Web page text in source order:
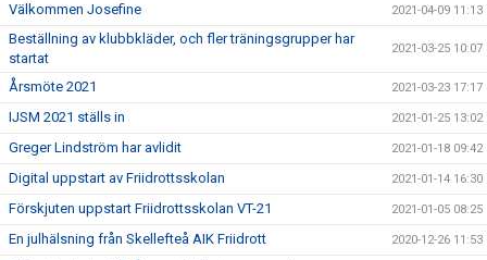
Välkommen Josefine 2021-04-09 11:13
Beställning av klubbkläder, och fler träningsgrupper har
startat
2021-03-25 10:07
Årsmöte 2021 2021-03-23 17:17
IJSM 2021 ställs in 2021-01-25 13:02
Greger Lindström har avlidit 2021-01-18 09:42
Digital uppstart av Friidrottsskolan 2021-01-14 16:30
Förskjuten uppstart Friidrottsskolan VT-21 2021-01-05 08:25
En julhälsning från Skellefteå AIK Friidrott 2020-12-26 11:53